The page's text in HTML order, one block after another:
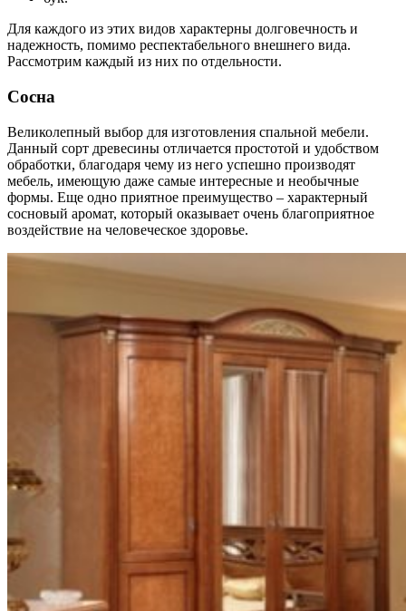
Для каждого из этих видов характерны долговечность и
надежность, помимо респектабельного внешнего вида.
Рассмотрим каждый из них по отдельности.
Сосна
Великолепный выбор для изготовления спальной мебели.
Данный сорт древесины отличается простотой и удобством
обработки, благодаря чему из него успешно производят
мебель, имеющую даже самые интересные и необычные
формы. Еще одно приятное преимущество – характерный
сосновый аромат, который оказывает очень благоприятное
воздействие на человеческое здоровье.